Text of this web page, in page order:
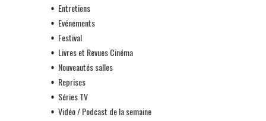
Entretiens
Evénements
Festival
Livres et Revues Cinéma
Nouveautés salles
Reprises
Séries TV
Vidéo / Podcast de la semaine